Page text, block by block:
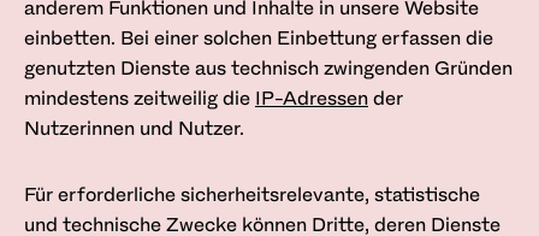
anderem Funktionen und Inhalte in unsere Website
einbetten. Bei einer solchen Einbettung erfassen die
genutzten Dienste aus technisch zwingenden Gründen
mindestens zeitweilig die
IP-Adressen der
Nutzerinnen und Nutzer.
Für erforderliche sicherheitsrelevante, statistische
und technische Zwecke können Dritte, deren Dienste